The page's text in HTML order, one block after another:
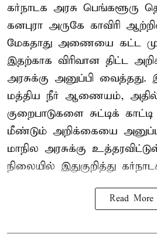
கர்நாடக அரசு பெங்களூரு
கனபுரா அருகே காவிரி
மேகதாது அணையை கட்ட
இதற்காக விரிவான திட்ட
அரசுக்கு அனுப்பி
மத்திய நீர் ஆணையம், அதில்
குறைபாடுகளை சுட்டிக்
மீண்டும் அறிக்கையை
மாநில அரசுக்கு
நிலையில் இதுகுறித்து
Read More